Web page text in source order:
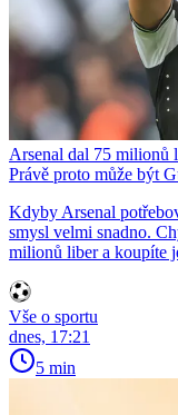
Arsenal dal 75 milionů
Právě proto může být
Kdyby Arsenal
smysl velmi snadno.
milionů liber a koupíte
Vše o sportu
dnes, 17:21
5 min